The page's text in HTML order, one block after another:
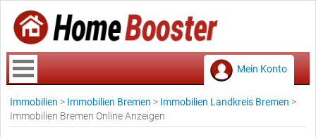
Mein Konto
Immobilien > Immobilien Bremen > Immobilien Landkreis Bremen >
Immobilien Bremen Online Anzeigen